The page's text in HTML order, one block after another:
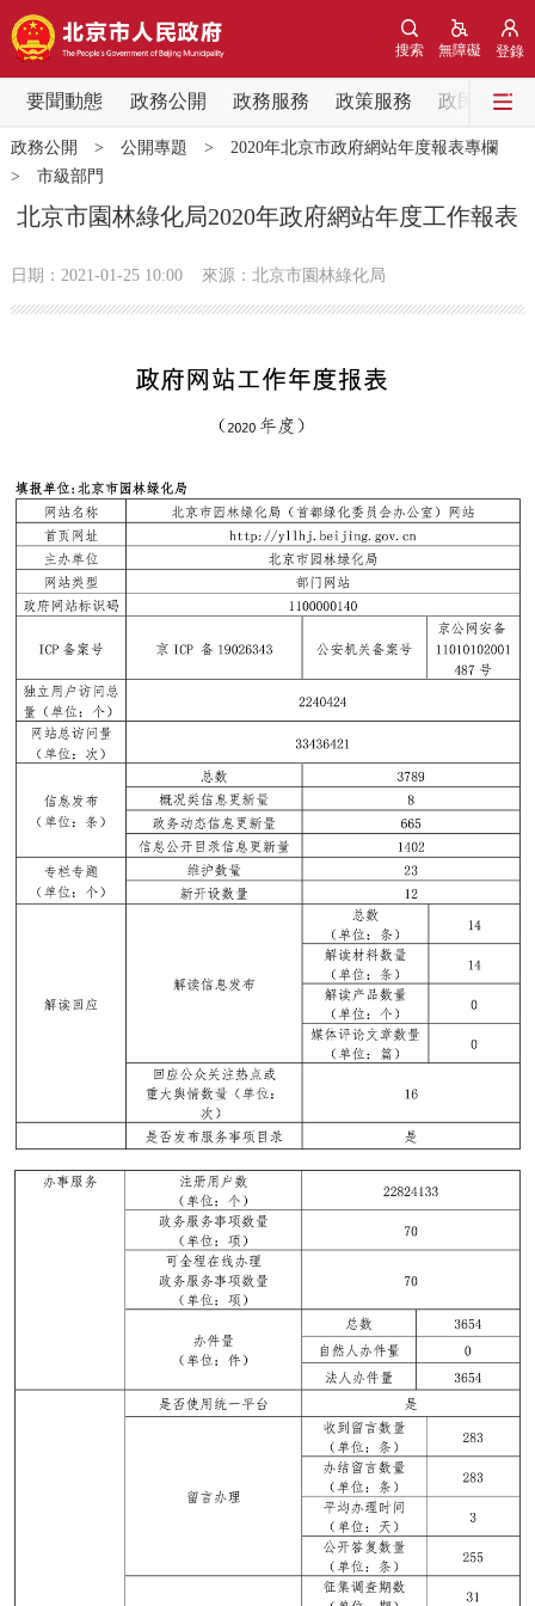
登錄
無障礙
搜索
要聞動態 政務公開 政務服務 政策服務 政民互動
要聞動態
黨中央精神 國務院資訊 中央部委動態
北京要聞 會議資訊 部門動態
各區熱點
機構職能
政策兌現
決策公開 專題公開
個人服務 法人服務 部門服務
便民服務
仲介服務 陽光政務
政民互動
我要諮詢 我要建議
圖説互動
十六區概覽 人文北京
綠色北京 圖説北京 視頻北京
日本語
FRANÇAIS РУССКИЙ ЯЗЫК
PORTUGUÊS
政務公開 > 公開專題 > 2020年北京市政府網站年度報表專欄
> 市級部門
北京市園林綠化局2020年政府網站年度工作報表
日期：2021-01-25 10:00 來源：北京市園林綠化局